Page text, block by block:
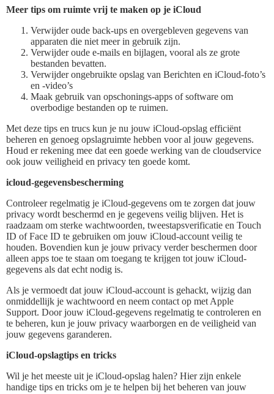
Meer tips om ruimte vrij te maken op je iCloud
Verwijder oude back-ups en overgebleven gegevens van
apparaten die niet meer in gebruik zijn.
Verwijder oude e-mails en bijlagen, vooral als ze grote
bestanden bevatten.
Verwijder ongebruikte opslag van Berichten en iCloud-foto’s
en -video’s
Maak gebruik van opschonings-apps of software om
overbodige bestanden op te ruimen.
Met deze tips en trucs kun je nu jouw iCloud-opslag efficiënt
beheren en genoeg opslagruimte hebben voor al jouw gegevens.
Houd er rekening mee dat een goede werking van de cloudservice
ook jouw veiligheid en privacy ten goede komt.
icloud-gegevensbescherming
Controleer regelmatig je iCloud-gegevens om te zorgen dat jouw
privacy wordt beschermd en je gegevens veilig blijven. Het is
raadzaam om sterke wachtwoorden, tweestapsverificatie en Touch
ID of Face ID te gebruiken om jouw iCloud-account veilig te
houden. Bovendien kun je jouw privacy verder beschermen door
alleen apps toe te staan om toegang te krijgen tot jouw iCloud-
gegevens als dat echt nodig is.
Als je vermoedt dat jouw iCloud-account is gehackt, wijzig dan
onmiddellijk je wachtwoord en neem contact op met Apple
Support. Door jouw iCloud-gegevens regelmatig te controleren en
te beheren, kun je jouw privacy waarborgen en de veiligheid van
jouw gegevens garanderen.
iCloud-opslagtips en tricks
Wil je het meeste uit je iCloud-opslag halen? Hier zijn enkele
handige tips en tricks om je te helpen bij het beheren van jouw